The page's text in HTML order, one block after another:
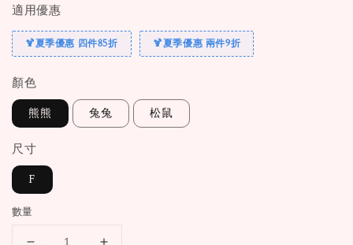
適用優惠
🍹夏季優惠 四件85折 🍹夏季優惠 兩件9折
顏色
熊熊 兔兔 松鼠
尺寸
F
數量